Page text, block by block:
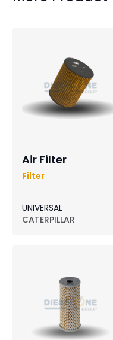
Air Filter
Filter
UNIVERSAL
CATERPILLAR